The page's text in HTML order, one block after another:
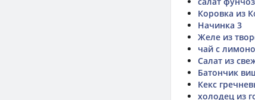
Коровка из
Начинка 3
Желе из
чай с
Салат из
Батончик
Кекс
холодец из